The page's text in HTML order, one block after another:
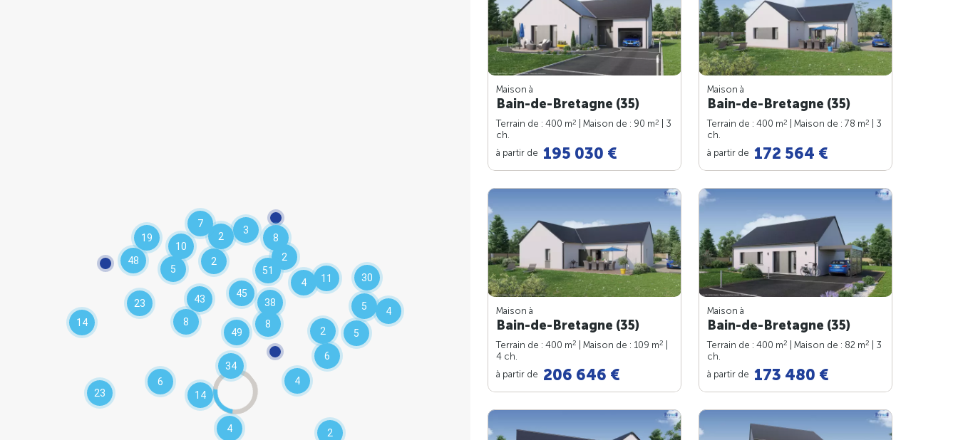
38
48
49
8
4
23
11
43
45
23
51
14
34
30
4
6
19
8
14
2
5
7
8
10
5
2
4
5
2
4
6
2
3
2
Maison à
Bain-de-Bretagne (35)
Terrain de : 400 m2 | Maison de : 90 m2
| 3
ch.
à partir de 195 030 €
Maison à
Bain-de-Bretagne (35)
Terrain de : 400 m2 | Maison de : 78 m2
| 3
ch.
à partir de 172 564 €
Maison à
Bain-de-Bretagne (35)
Terrain de : 400 m2 | Maison de : 109 m2
4 ch.
à partir de 206 646 €
Maison à
Bain-de-Bretagne (35)
Terrain de : 400 m2 | Maison de : 82 m2
| 3
ch.
à partir de 173 480 €